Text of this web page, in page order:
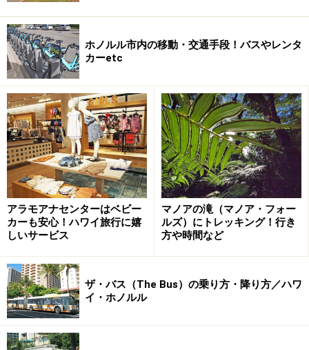
堂に会する3階免税フロア。2階には、アメリカ、ヨーロ
ッパのコスメブランドやドクターズコスメが並ぶハワイ
最大規模のコスメ＆フレグランスコーナーが。カラカウ
ア通りに面した1階には、マーク BY マーク ジェイコブ
ス、ディオール、ラルフローレンなど9つの人気ブラン
ドブテックが連なり、高級感漂う館内でブランドショッ
ピングが満喫できます。
1・2階は非免税フロアですが、ハワイ州税（オアフ島は
4.712％）は加算されず、全館で税金を気にせずショッピ
ングが楽しめます。コスメやフレグランスなどもデパー
トで購入するよりもお得というワケです。
価格保証と100％品質保証
ホノルル市内の移動・交通手段！バスやレンタ
カーetc
アラモアナセンターはベビー
カーも安心！ハワイ旅行に嬉
しいサービス
マノアの滝（マノア・フォー
ルズ）にトレッキング！行き
方や時間など
ザ・バス（The Bus）の乗り方・降り方／ハワ
イ・ホノルル